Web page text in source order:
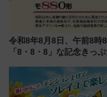
令和8年8月8日、午前8
「8・8・8」な記念きっ